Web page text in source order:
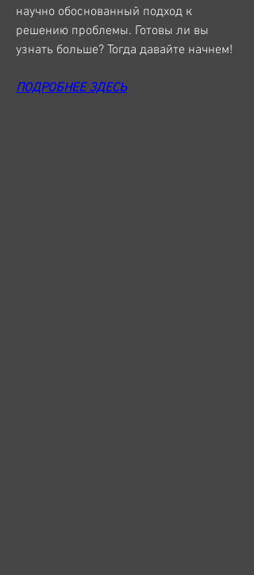
научно обоснованный подход к
решению проблемы. Готовы ли вы
узнать больше? Тогда давайте начнем!
ПОДРОБНЕЕ ЗДЕСЬ